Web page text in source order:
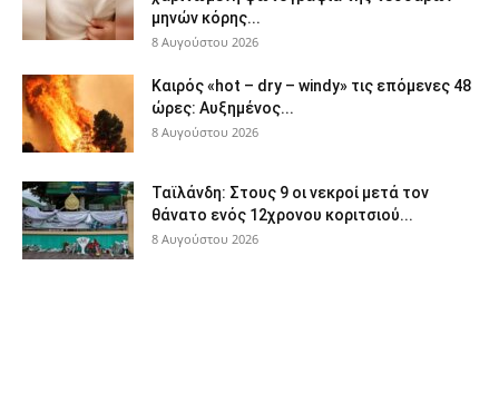
μηνών κόρης...
8 Αυγούστου 2026
Καιρός «hot – dry – windy» τις επόμενες 48
ώρες: Αυξημένος...
8 Αυγούστου 2026
Ταϊλάνδη: Στους 9 οι νεκροί μετά τον
θάνατο ενός 12χρονου κοριτσιού...
8 Αυγούστου 2026